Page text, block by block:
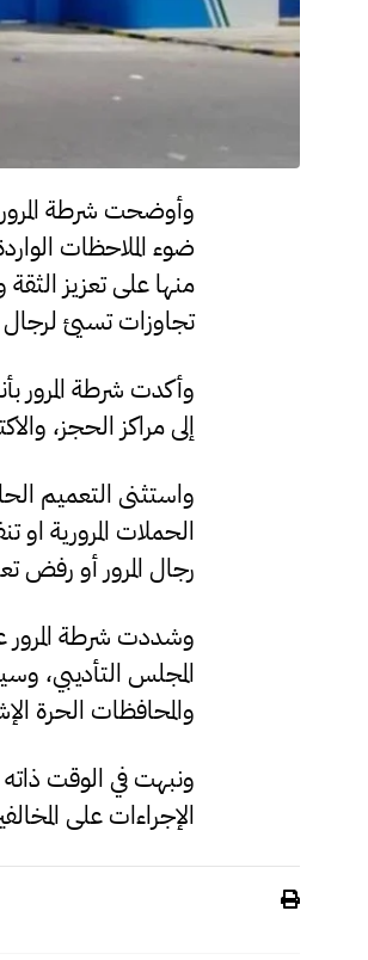
وأوضحت شرطة المرور
ضوء الملاحظات
منها على تعزيز
تجاوزات تسيئ لرجال
وأكدت شرطة المرور
إلى مراكز الحجز،
واستثنى التعميم
الحملات المرورية او
رجال المرور أو رفض
وشددت شرطة المرور
المجلس التأديبي،
والمحافظات الحرة
ونبهت في الوقت ذاته
الإجراءات على